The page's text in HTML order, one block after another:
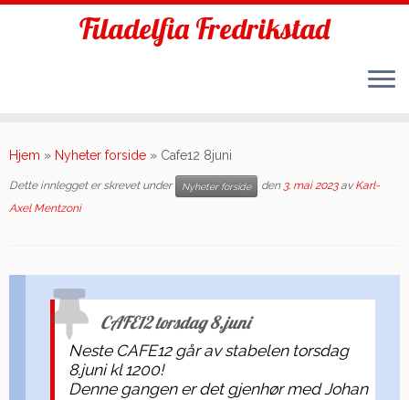
to
Filadelfia Fredrikstad
Hjem » Nyheter forside » Cafe12 8juni
Dette innlegget er skrevet under Nyheter forside den 3. mai 2023 avKarl-
Axel Mentzoni
CAFE12 torsdag 8.juni
Neste CAFE12 går av stabelen torsdag
8.juni kl 1200!
Denne gangen er det gjenhør med Johan